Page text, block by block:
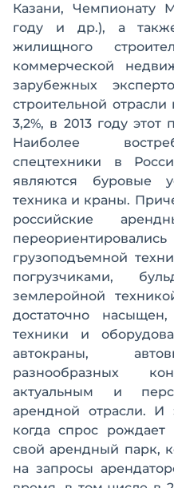
Казани, Чемпионату
году и др.), а
жилищного
коммерческой
зарубежных
строительной
3,2%, в 2013 году этот
Наиболее
спецтехники в
являются буровые
техника и краны.
российские
грузоподъемной
погрузчиками,
землеройной
достаточно
техники и
автокраны,
разнообразных
актуальным и
арендной отрасли. И
когда спрос
свой арендный парк,
на запросы